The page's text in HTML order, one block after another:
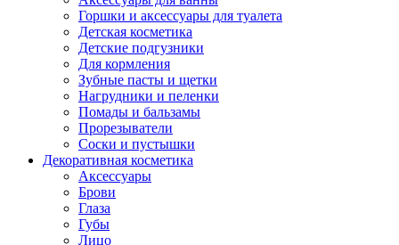
Горшки и аксессуары для туалета
Детская косметика
Детские подгузники
Для кормления
Зубные пасты и щетки
Нагрудники и пеленки
Помады и бальзамы
Прорезыватели
Соски и пустышки
Декоративная косметика
Аксессуары
Брови
Глаза
Губы
Лицо